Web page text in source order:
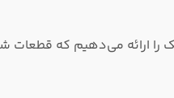
ارائه می‌دهیم که قطعات